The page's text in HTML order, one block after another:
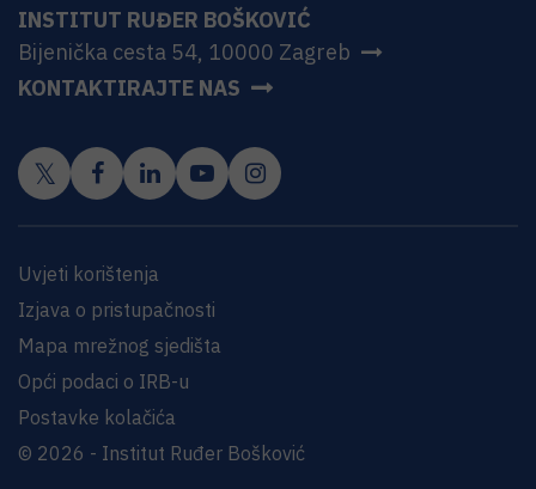
INSTITUT RUĐER BOŠKOVIĆ
Bijenička cesta 54, 10000 Zagreb
KONTAKTIRAJTE NAS
Uvjeti korištenja
Izjava o pristupačnosti
Mapa mrežnog sjedišta
Opći podaci o IRB-u
Postavke kolačića
© 2026 - Institut Ruđer Bošković